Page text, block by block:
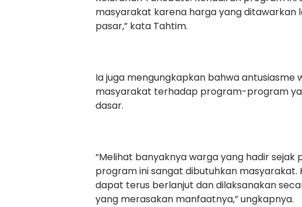
masyarakat karena harga yang ditawarkan
pasar,” kata Tahtim.
Ia juga mengungkapkan bahwa
masyarakat terhadap program-program
dasar.
“Melihat banyaknya warga yang hadir
program ini sangat dibutuhkan
dapat terus berlanjut dan dilaksanakan
yang merasakan manfaatnya,” ungkapnya.